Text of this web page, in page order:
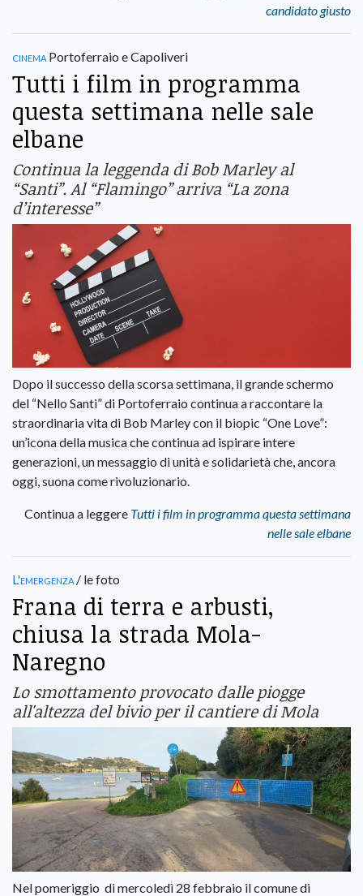
candidato giusto
cinema Portoferraio e Capoliveri
Tutti i film in programma
questa settimana nelle sale
elbane
Continua la leggenda di Bob Marley al
“Santi”. Al “Flamingo” arriva “La zona
d’interesse”
Dopo il successo della scorsa settimana, il grande schermo
del “Nello Santi” di Portoferraio continua a raccontare la
straordinaria vita di Bob Marley con il biopic “One Love”:
un’icona della musica che continua ad ispirare intere
generazioni, un messaggio di unità e solidarietà che, ancora
oggi, suona come rivoluzionario.
Continua a leggere Tutti i film in programma questa settimana
nelle sale elbane
L'emergenza / le foto
Frana di terra e arbusti,
chiusa la strada Mola-
Naregno
Lo smottamento provocato dalle piogge
all'altezza del bivio per il cantiere di Mola
Nel pomeriggio di mercoledì 28 febbraio il comune di